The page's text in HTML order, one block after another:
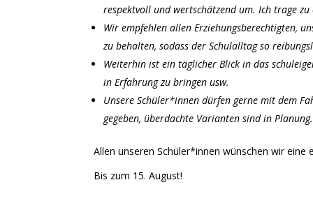
respektvoll und wertschätzend um. Ich trage
Wir empfehlen allen Erziehungsberechtigten,
zu behalten, sodass der Schulalltag so
Weiterhin ist ein täglicher Blick in das
in Erfahrung zu bringen usw.
Unsere Schüler*innen dürfen gerne mit dem
gegeben, überdachte Varianten sind in Planung.
Allen unseren Schüler*innen wünschen wir
Bis zum 15. August!